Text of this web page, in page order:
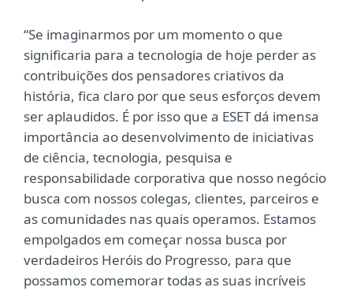
“Se imaginarmos por um momento o que
significaria para a tecnologia de hoje perder as
contribuições dos pensadores criativos da
história, fica claro por que seus esforços devem
ser aplaudidos. É por isso que a ESET dá imensa
importância ao desenvolvimento de iniciativas
de ciência, tecnologia, pesquisa e
responsabilidade corporativa que nosso negócio
busca com nossos colegas, clientes, parceiros e
as comunidades nas quais operamos. Estamos
empolgados em começar nossa busca por
verdadeiros Heróis do Progresso, para que
possamos comemorar todas as suas incríveis